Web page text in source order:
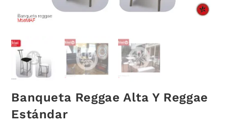
Banqueta Reggae Alta Y Reggae
Estándar